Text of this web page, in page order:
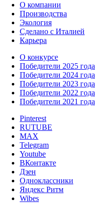
О компании
Производства
Экология
Сделано с Италией
Карьера
О конкурсе
Победители 2025 года
Победители 2024 года
Победители 2023 года
Победители 2022 года
Победители 2021 года
Pinterest
RUTUBE
MAX
Telegram
Youtube
ВКонтакте
Дзен
Одноклассники
Яндекс Ритм
Wibes